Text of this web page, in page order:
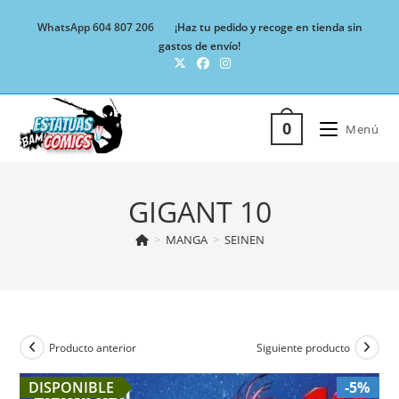
WhatsApp 604 807 206
¡Haz tu pedido y recoge en tienda sin
gastos de envío!
0 Menú
GIGANT 10
> MANGA > SEINEN
Producto anterior Siguiente producto
DISPONIBLE -5%